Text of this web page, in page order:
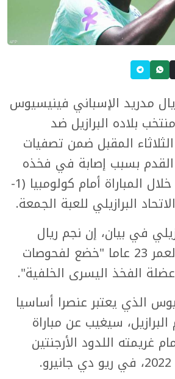
مدريد الإسباني فينيسيوس
بلاده البرازيل ضد
الثلاثاء المقبل ضمن تصفيات
بسبب إصابة في فخذه
الأيسر تعرض لها خلال المباراة أمام كولومبيا (1-
في بيان، إن نجم ريال
مدريد البالغ من العمر 23 عاما "خضع لفحوصات
الفخذ اليسرى الخلفية".
الذي يعتبر عنصرا أساسيا
سيغيب عن مباراة
غريمته اللدود الأرجنتين